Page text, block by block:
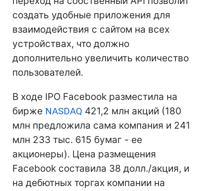
создать удобные приложения для
взаимодействия с сайтом на всех
устройствах, что должно
дополнительно увеличить количество
пользователей.
В ходе IPO Facebook разместила на
бирже NASDAQ 421,2 млн акций (180
млн предложила сама компания и 241
млн 233 тыс. 615 бумаг - ее
акционеры). Цена размещения
Facebook составила 38 долл./акция, и
на дебютных торгах компании на